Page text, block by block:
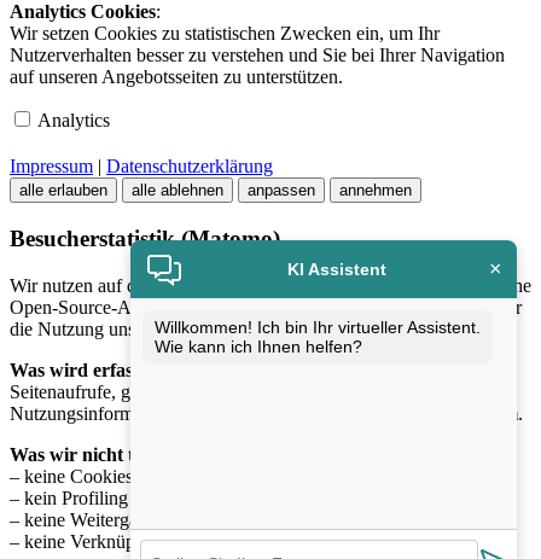
Analytics Cookies:
Wir setzen Cookies zu statistischen Zwecken ein, um Ihr
Nutzerverhalten besser zu verstehen und Sie bei Ihrer Navigation
auf unseren Angebotsseiten zu unterstützen.
Analytics
Impressum | Datenschutzerklärung
alle erlauben alle ablehnen anpassen annehmen
Besucherstatistik (Matomo)
Wir nutzen auf dieser Website
, eine datenschutzfreundliche
Open-Source-Analyse-Software, um anonymisierte Statistiken über
die Nutzung unserer Website zu erhalten.
Was wird erfasst?
Seitenaufrufe, genutzte Geräteklassen und allgemeine
Nutzungsinformationen – ausschliesslich in
anonymisierter Form.
Was wir nicht tun:
– keine Cookies zur Wiedererkennung
– kein Profiling einzelner Nutzer
– keine Weitergabe der Daten an Dritte
– keine Verknüpfung mit personenbezogenen Daten
KI Assistent ×
Willkommen! Ich bin Ihr virtueller Assistent.
Wie kann ich Ihnen helfen?